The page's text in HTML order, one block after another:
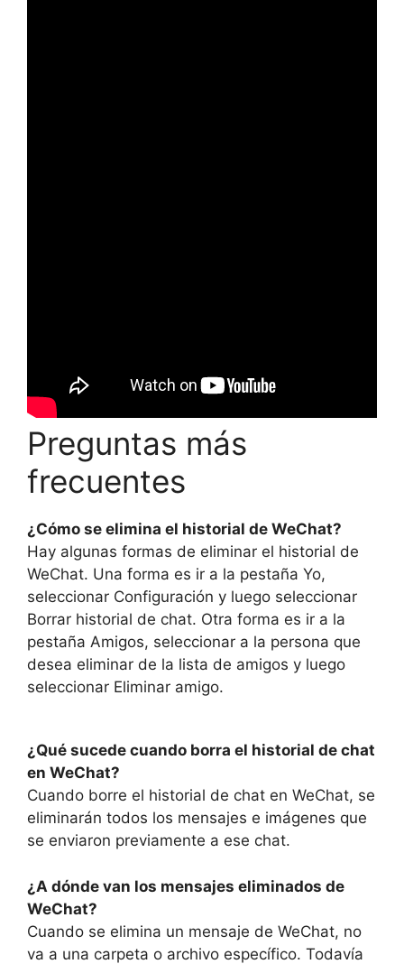
Preguntas más
frecuentes
¿Cómo se elimina el historial de WeChat?
Hay algunas formas de eliminar el historial de
WeChat. Una forma es ir a la pestaña Yo,
seleccionar Configuración y luego seleccionar
Borrar historial de chat. Otra forma es ir a la
pestaña Amigos, seleccionar a la persona que
desea eliminar de la lista de amigos y luego
seleccionar Eliminar amigo.
¿Qué sucede cuando borra el historial de chat
en WeChat?
Cuando borre el historial de chat en WeChat, se
eliminarán todos los mensajes e imágenes que
se enviaron previamente a ese chat.
¿A dónde van los mensajes eliminados de
WeChat?
Cuando se elimina un mensaje de WeChat, no
va a una carpeta o archivo específico. Todavía